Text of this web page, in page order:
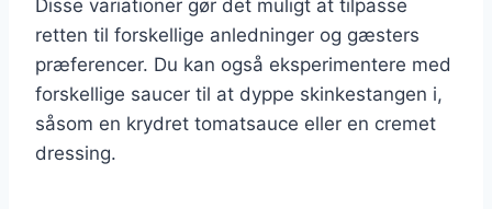
Disse variationer gør det muligt at tilpasse
retten til forskellige anledninger og gæsters
præferencer. Du kan også eksperimentere med
forskellige saucer til at dyppe skinkestangen i,
såsom en krydret tomatsauce eller en cremet
dressing.